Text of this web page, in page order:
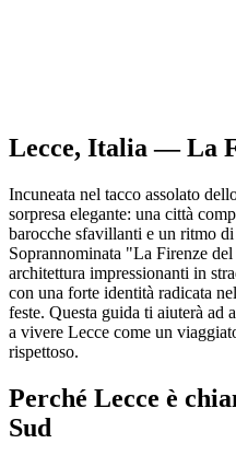
Lecce, Italia — La
Incuneata nel tacco assolato
sorpresa elegante: una città
barocche sfavillanti e un ritmo
Soprannominata "La Firenze
architettura impressionanti in
con una forte identità radicata
feste. Questa guida ti aiuterà ad
a vivere Lecce come un
rispettoso.
Perché Lecce è
Sud